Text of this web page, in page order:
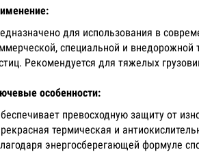
для использования в
специальной и
Рекомендуется для тяжелых
особенности:
превосходную защиту от
термическая и
энергосберегающей формуле